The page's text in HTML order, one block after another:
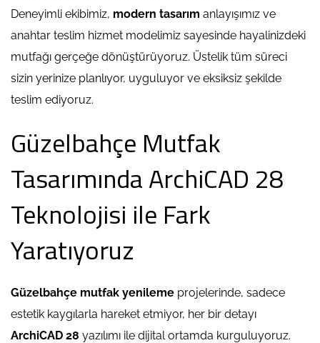
Deneyimli ekibimiz, modern tasarım anlayışımız ve
anahtar teslim hizmet modelimiz sayesinde hayalinizdeki
mutfağı gerçeğe dönüştürüyoruz. Üstelik tüm süreci
sizin yerinize planlıyor, uyguluyor ve eksiksiz şekilde
teslim ediyoruz.
Güzelbahçe Mutfak
Tasarımında ArchiCAD 28
Teknolojisi ile Fark
Yaratıyoruz
Güzelbahçe mutfak yenileme projelerinde, sadece
estetik kaygılarla hareket etmiyor, her bir detayı
ArchiCAD 28 yazılımı ile dijital ortamda kurguluyoruz.